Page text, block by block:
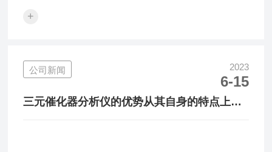
+
公司新闻 2023
6-15
三元催化器分析仪的优势从其自身的特点上就